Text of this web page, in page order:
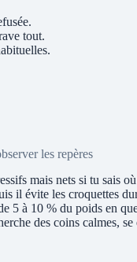
tout.
les repères
mais nets si tu sais
il évite les croquettes
5 à 10 % du poids en
des coins calmes,